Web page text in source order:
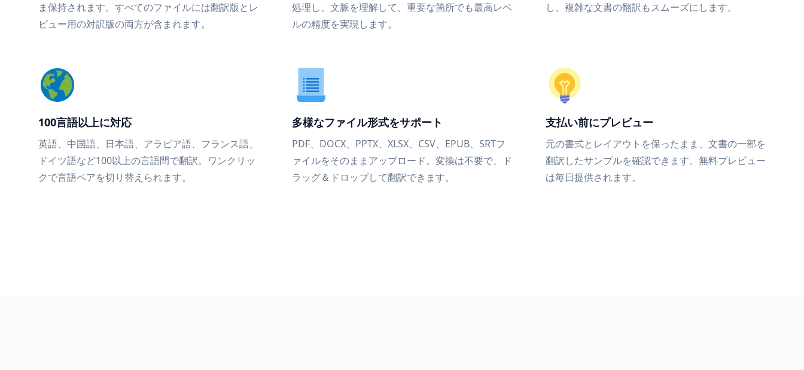
ま保持されます。すべてのファイルには翻訳版とレ
ビュー用の対訳版の両方が含まれます。
処理し、文脈を理解して、重要な箇所でも最高レベ
ルの精度を実現します。
し、複雑な文書の翻訳もスムーズにします。
100言語以上に対応
英語、中国語、日本語、アラビア語、フランス語、
ドイツ語など100以上の言語間で翻訳。ワンクリッ
クで言語ペアを切り替えられます。
多様なファイル形式をサポート
PDF、DOCX、PPTX、XLSX、CSV、EPUB、SRTフ
ァイルをそのままアップロード。変換は不要で、ド
ラッグ＆ドロップして翻訳できます。
支払い前にプレビュー
元の書式とレイアウトを保ったまま、文書の一部を
翻訳したサンプルを確認できます。無料プレビュー
は毎日提供されます。